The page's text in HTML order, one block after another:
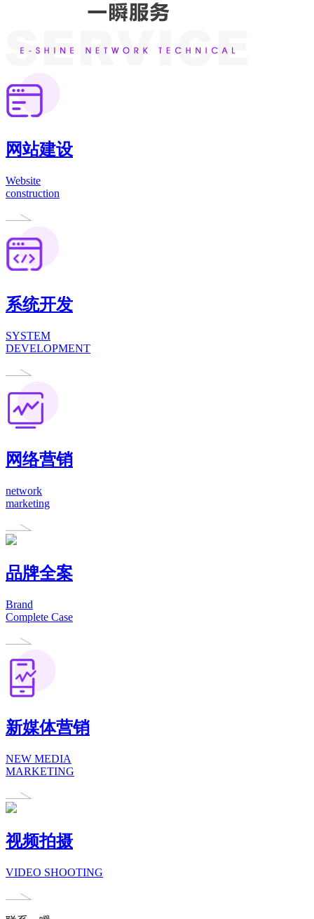
网站建设
Website
construction
系统开发
SYSTEM
DEVELOPMENT
网络营销
network
marketing
品牌全案
Brand
Complete Case
新媒体营销
NEW MEDIA
MARKETING
视频拍摄
VIDEO SHOOTING